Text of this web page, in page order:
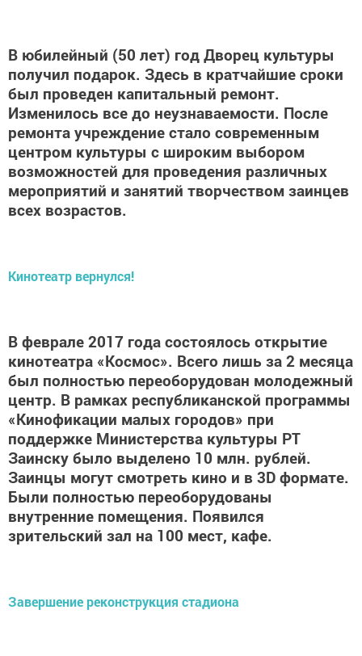
В юбилейный (50 лет) год Дворец культуры
получил подарок. Здесь в кратчайшие сроки
был проведен капитальный ремонт.
Изменилось все до неузнаваемости. После
ремонта учреждение стало современным
центром культуры с широким выбором
возможностей для проведения различных
мероприятий и занятий творчеством заинцев
всех возрастов.
Кинотеатр вернулся!
В феврале 2017 года состоялось открытие
кинотеатра «Космос». Всего лишь за 2 месяца
был полностью переоборудован молодежный
центр. В рамках республиканской программы
«Кинофикации малых городов» при
поддержке Министерства культуры РТ
Заинску было выделено 10 млн. рублей.
Заинцы могут смотреть кино и в 3D формате.
Были полностью переоборудованы
внутренние помещения. Появился
зрительский зал на 100 мест, кафе.
Завершение реконструкция стадиона